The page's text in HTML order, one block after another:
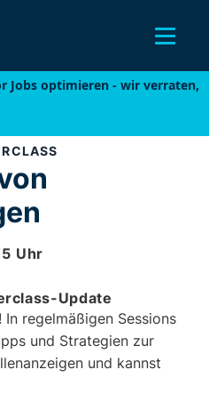
Jobs optimieren - wir verraten,
Uhr
Update
regelmäßigen Sessions
und Strategien zur
und kannst